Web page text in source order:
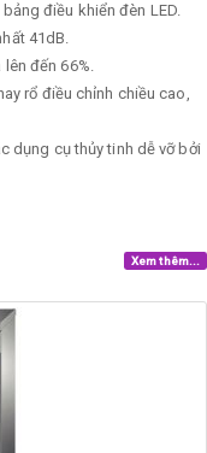
điều khiển đèn LED.
41dB.
đến 66%.
rổ điều chỉnh chiều cao,
dụng cụ thủy tinh dễ vỡ bởi
Xem thêm...